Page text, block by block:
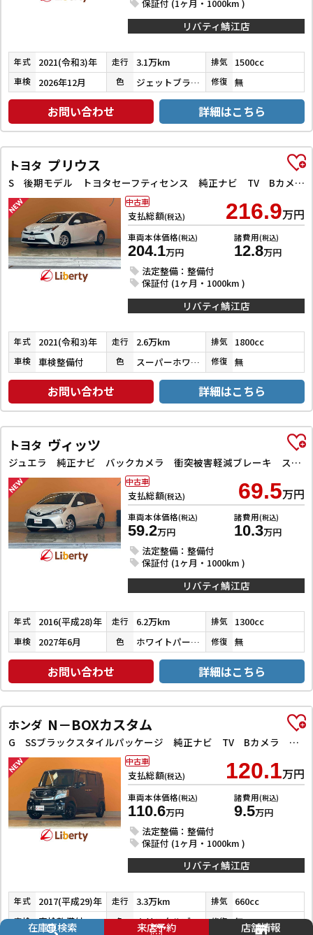
保証付 (1ヶ月・1000km )
リバティ鯖江店
年式 2021(令和3)年 走行 3.1万km 排気 1500cc
車検 2026年12月 色 ジェットブラックマイカ 修復 無
お問い合わせ 詳細はこちら
トヨタ プリウス
S 後期モデル トヨタセーフティセンス 純正ナビ TV Bカメラ ETC AC100V電源 クルーズコントロール 革巻きステアリング LEDヘッドライト フォグライト オートハイビーム スマートキー
支払総額(税込) 216.9万円
車両本体価格(税込)
204.1万円
諸費用(税込)
12.8万円
法定整備：整備付
保証付 (1ヶ月・1000km )
中古車
リバティ鯖江店
年式 2021(令和3)年 走行 2.6万km 排気 1800cc
車検 車検整備付 色 スーパーホワイトⅡ 修復 無
お問い合わせ 詳細はこちら
トヨタ ヴィッツ
ジュエラ 純正ナビ バックカメラ 衝突被害軽減ブレーキ スマートキー 電動格納ドアミラー マニュアルレベリング オートエアコン アクセサリーソケット 横滑り防止
支払総額(税込) 69.5万円
車両本体価格(税込)
59.2万円
諸費用(税込)
10.3万円
法定整備：整備付
保証付 (1ヶ月・1000km )
中古車
リバティ鯖江店
年式 2016(平成28)年 走行 6.2万km 排気 1300cc
車検 2027年6月 色 ホワイトパールクリスタルシャイン 修復 無
お問い合わせ 詳細はこちら
ホンダ N－BOXカスタム
G SSブラックスタイルパッケージ 純正ナビ TV Bカメラ ビルドインETC 前席シートヒーター HIDヘッドライト フォグライト スマートキー プッシュスタート 左パワースライドドア 電動格納ミラー オートエアコン 純正アルミホイー
支払総額(税込) 120.1万円
車両本体価格(税込)
110.6万円
諸費用(税込)
9.5万円
法定整備：整備付
保証付 (1ヶ月・1000km )
中古車
リバティ鯖江店
年式 2017(平成29)年 走行 3.3万km 排気 660cc
車検 車検整備付 色 クリスタルブラックパール 修復 無
在庫車検索 来店予約 店舗情報